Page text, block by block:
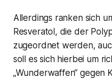
Allerdings ranken sich
Resveratol, die der
zugeordnet werden,
soll es sich hierbei um
„Wunderwaffen“ gegen